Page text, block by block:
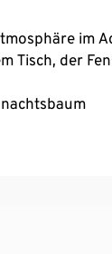
im
Tisch, der